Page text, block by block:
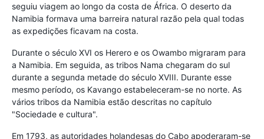
seguiu viagem ao longo da costa de África. O deserto da
Namibia formava uma barreira natural razão pela qual todas
as expedições ficavam na costa.
Durante o século XVI os Herero e os Owambo migraram para
a Namibia. Em seguida, as tribos Nama chegaram do sul
durante a segunda metade do século XVIII. Durante esse
mesmo período, os Kavango estabeleceram-se no norte. As
vários tribos da Namibia estão descritas no capítulo
"Sociedade e cultura".
Em 1793, as autoridades holandesas do Cabo apoderaram-se